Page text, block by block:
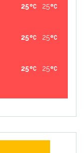
25
25
25
25
25
25